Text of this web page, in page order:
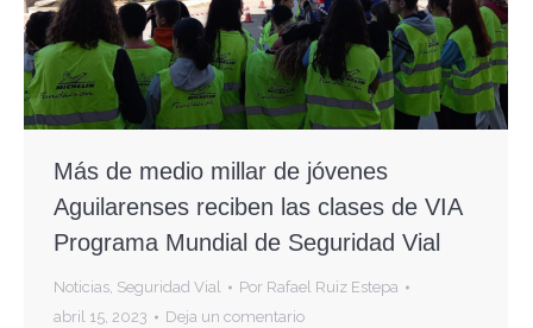
Más de medio millar de jóvenes
Aguilarenses reciben las clases de VIA
Programa Mundial de Seguridad Vial
Noticias, Seguridad Vial Por Rafael Ruiz Estepa
abril 15, 2023
Deja un comentario